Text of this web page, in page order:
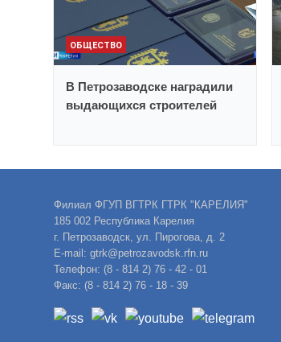
ОБЩЕСТВО
В Петрозаводске наградили
выдающихся строителей
Филиал ФГУП ВГТРК ГТРК "КАРЕЛИЯ"
185 002 Республика Карелия
г. Петрозаводск, ул. Пирогова, д. 2
E-mail: gtrk@petrozavodsk.rfn.ru
Телефон: (8 - 814 2) 76 - 42 - 01
Факс: (8 - 814 2) 76 - 18 - 39